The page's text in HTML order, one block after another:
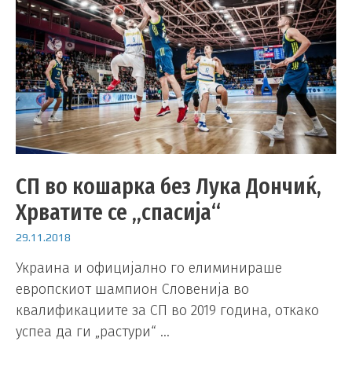
СП во кошарка без Лука Дончиќ,
Хрватите се „спасија“
29.11.2018
Украина и официјално го елиминираше
европскиот шампион Словенија во
квалификациите за СП во 2019 година, откако
успеа да ги „растури“ …